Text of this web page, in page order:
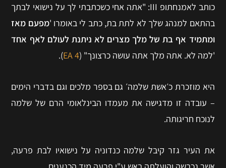
כותב לאמנחתופ III: "אתה אחי כשכתבתי לך על נישואי לבתך
בהתאם למנהג שלך לא לתת בת, כתב לי באומרו 'מפעם מאז
ומתמיד אף בת של מלך מצרים לא ניתנת לעולם לאף אחד
'למה לא. אתה מלך אתה עושה כרצונך" (EA 4
).
היא מוזכרת כ׳אשת שלמה׳ גם בספר מלכים וגם בדברי הימים
– עובדה זו מדגישה את מעמדו הבינלאומי הרם של שלמה
לנוכח חריגותה.
את העיר גזר קיבל שלמה כנדוניה על נישואיו לבת פרעה,